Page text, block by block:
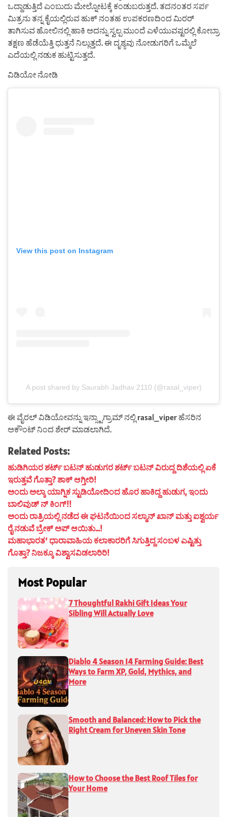
ಒದ್ದಾಡುತ್ತಿದೆ ಎಂಬುದು ಮೇಲ್ನೋಟಕ್ಕೆ ಕಂಡುಬರುತ್ತದೆ. ತದನಂತರ ಸರ್ಪ
ಮಿತ್ರನು ತನ್ನ ಕೈಯಲ್ಲಿರುವ ಹುಕ್ ನಂತಹ ಉಪಕರಣದಿಂದ ಮಿರರ್
ತಾಗಿಸುವ ಹೋಲಿನಲ್ಲಿ ಹಾಕಿ ಅದನ್ನು ಸ್ವಲ್ಪ ಮುಂದೆ ಎಳೆಯುವಷ್ಟರಲ್ಲಿ ಕೋಬ್ರಾ
ತಕ್ಷಣ ಹೆಡೆಯೆತ್ತಿ ಧುತ್ತನೆ ನಿಲ್ಲುತ್ತದೆ. ಈ ದೃಶ್ಯವು ನೋಡುಗರಿಗೆ ಒಮ್ಮೆಲೆ
ಎದೆಯಲ್ಲಿ ನಡುಕ ಹುಟ್ಟಿಸುತ್ತದೆ.
ವಿಡಿಯೋ ನೋಡಿ
View this post on Instagram
A post shared by Saurabh Jadhav 2110 (@rasal_viper)
ಈ ವೈರಲ್ ವಿಡಿಯೋವನ್ನು ಇನ್ಸ್ಟಾಗ್ರಾಮ್ ನಲ್ಲಿ rasal_viper ಹೆಸರಿನ
ಅಕೌಂಟ್ ನಿಂದ ಶೇರ್ ಮಾಡಲಾಗಿದೆ.
Related Posts:
ಹುಡಿಗಿಯರ ಶರ್ಟ್ ಬಟನ್ ಹುಡುಗರ ಶರ್ಟ್ ಬಟನ್ ವಿರುದ್ದ ದಿಶೆಯಲ್ಲಿ ಏಕೆ
ಇರುತ್ತವೆ ಗೊತ್ತಾ? ಶಾಕ್ ಆಗ್ತೀರಿ!
ಅಂದು ಅಲ್ಕಾ ಯಾಗ್ನಿಕ ಸ್ಟುಡಿಯೋದಿಂದ ಹೊರ ಹಾಕಿದ್ದ ಹುಡುಗ, ಇಂದು
ಬಾಲಿವುಡ್ ನ್ ಕಿಂಗ್!!
ಅಂದು ರಾತ್ರಿಯಲ್ಲಿ ನಡೆದ ಈ ಘಟನೆಯಿಂದ ಸಲ್ಮಾನ್ ಖಾನ್ ಮತ್ತು ಐಶ್ವರ್ಯ
ರೈ ನಡುವೆ ಬ್ರೇಕ್ ಅಪ್ ಆಯಿತು…!
ಮಹಾಭಾರತ’ ಧಾರಾವಾಹಿಯ ಕಲಾಕಾರರಿಗೆ ಸಿಗುತ್ತಿದ್ದ ಸಂಬಳ ಎಷ್ಟಿತ್ತು
ಗೊತ್ತಾ? ನಿಜಕ್ಕೂ ವಿಶ್ವಾಸವಿಡಲಾರಿರಿ!
Most Popular
7 Thoughtful Rakhi Gift Ideas Your
Sibling Will Actually Love
Diablo 4 Season 14 Farming Guide: Best
Ways to Farm XP, Gold, Mythics, and
More
Smooth and Balanced: How to Pick the
Right Cream for Uneven Skin Tone
How to Choose the Best Roof Tiles for
Your Home